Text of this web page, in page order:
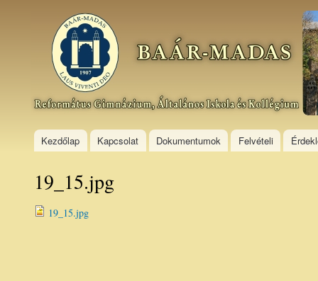
Baár–
Madas
Református
Gimnázium,
Általános
Kollégium
Kezdőlap Kapcsolat Dokumentumok Felvételi
19_15.jpg
19_15.jpg